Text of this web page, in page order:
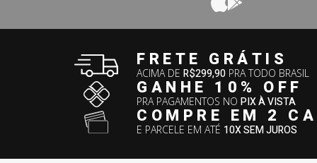
FRETE GRÁTIS
ACIMA DER$299,90 PRA TODO BRASIL
GANHE 10% OFF
PRA PAGAMENTOS NOPIX À VISTA
COMPRE EM 2
E PARCELE EM ATÉ 10X SEM JUROS